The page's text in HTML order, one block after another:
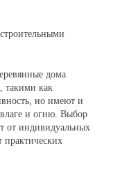
дома
такими как
но имеют и
влаге и огню. Выбор
от индивидуальных
практических